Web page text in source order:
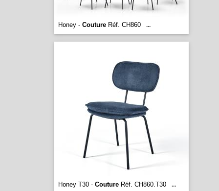
Honey - CoutureRéf. CH860 ...
Honey T30 - CoutureRéf. CH860.T30 ...